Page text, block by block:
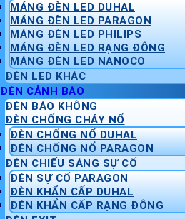
MÁNG ĐÈN LED DUHAL
MÁNG ĐÈN LED PARAGON
MÁNG ĐÈN LED PHILIPS
MÁNG ĐÈN LED RẠNG ĐÔNG
MÁNG ĐÈN LED NANOCO
ĐÈN LED KHÁC
ĐÈN CẢNH BÁO
ĐÈN BÁO KHÔNG
ĐÈN CHỐNG CHÁY NỔ
ĐÈN CHỐNG NỔ DUHAL
ĐÈN CHỐNG NỔ PARAGON
ĐÈN CHIẾU SÁNG SỰ CỐ
ĐÈN SỰ CỐ PARAGON
ĐÈN KHẨN CẤP DUHAL
ĐÈN KHẨN CẤP RẠNG ĐÔNG